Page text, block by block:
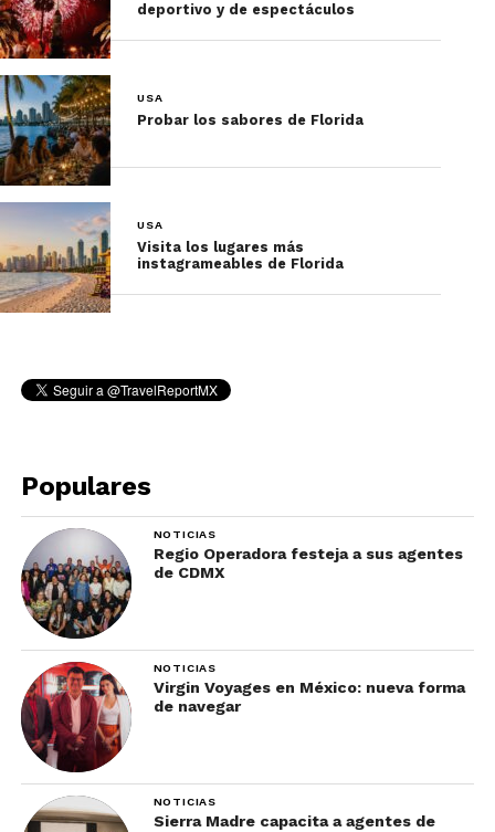
deportivo y de espectáculos
USA
Probar los sabores de Florida
USA
Visita los lugares más
instagrameables de Florida
Populares
NOTICIAS
Regio Operadora festeja a sus agentes
de CDMX
NOTICIAS
Virgin Voyages en México: nueva forma
de navegar
NOTICIAS
Sierra Madre capacita a agentes de